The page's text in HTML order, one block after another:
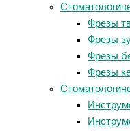
Фрезы
Фрезы
Фрезы
Фрезы